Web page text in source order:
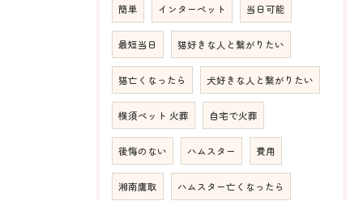
簡単 インターペット 当日可能
最短当日 猫好きな人と繋がりたい
猫亡くなったら 犬好きな人と繋がりたい
横須ペット 火葬 自宅で火葬
後悔のない ハムスター 費用
湘南鷹取 ハムスター亡くなったら